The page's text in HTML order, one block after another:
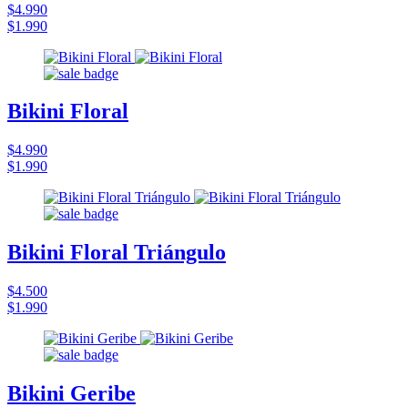
$4.990
$1.990
Bikini Floral
$4.990
$1.990
Bikini Floral Triángulo
$4.500
$1.990
Bikini Geribe